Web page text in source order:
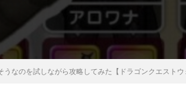
うなのを試しながら攻略してみた【ドラゴンクエスト